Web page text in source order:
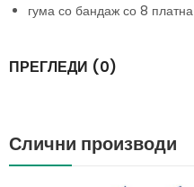
гума со бандаж со 8 платна
ПРЕГЛЕДИ (0)
Слични производи